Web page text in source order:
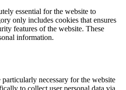
essential for the website to
only includes cookies that ensures
features of the website. These
information.
necessary for the website